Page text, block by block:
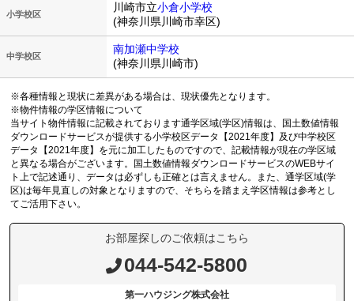
小学校区
川崎市立小倉小学校
(神奈川県川崎市幸区)
中学校区
南加瀬中学校
(神奈川県川崎市)
※各種情報と現状に差異がある場合は、現状優先となります。
※物件情報の学区情報について
当サイト物件情報に記載されております通学区域(学区)情報は、国土数値情報
ダウンロードサービスが提供する小学校区データ【2021年度】及び中学校区
データ【2021年度】を元に加工したものですので、記載情報が現在の学区域
と異なる場合がございます。国土数値情報ダウンロードサービスのWEBサイ
ト上で記述通り、データは必ずしも正確とは言えません。また、通学区域(学
区)は毎年見直しの対象となりますので、そちらを踏まえ学区情報は参考とし
てご活用下さい。
お部屋探しのご依頼はこちら
044-542-5800
第一ハウジング株式会社